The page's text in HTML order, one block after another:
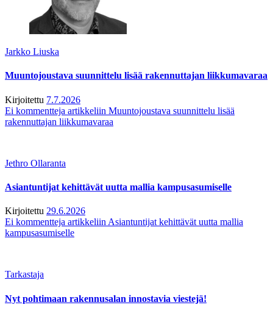
Jarkko Liuska
Muuntojoustava suunnittelu lisää rakennuttajan liikkumavaraa
Kirjoitettu 7.7.2026
Ei kommentteja artikkeliin Muuntojoustava suunnittelu lisää
rakennuttajan liikkumavaraa
Jethro Ollaranta
Asiantuntijat kehittävät uutta mallia kampusasumiselle
Kirjoitettu 29.6.2026
Ei kommentteja artikkeliin Asiantuntijat kehittävät uutta mallia
kampusasumiselle
Tarkastaja
Nyt pohtimaan rakennusalan innostavia viestejä!